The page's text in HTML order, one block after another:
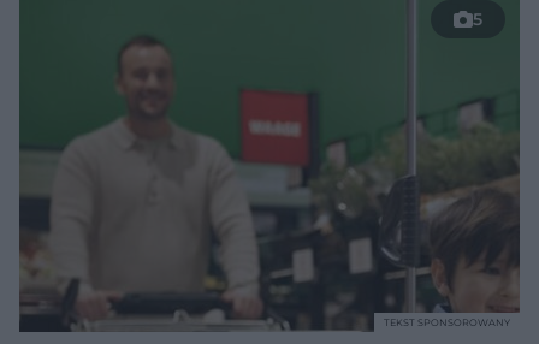
5
TEKST SPONSOROWANY